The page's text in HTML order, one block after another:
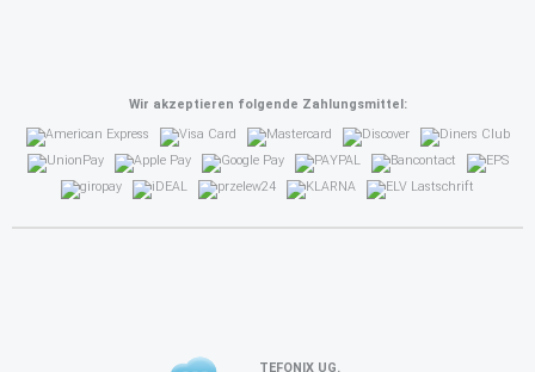
Wir akzeptieren folgende Zahlungsmittel:
TEFONIX UG.